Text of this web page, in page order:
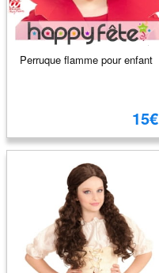
Perruque flamme pour enfant
15€